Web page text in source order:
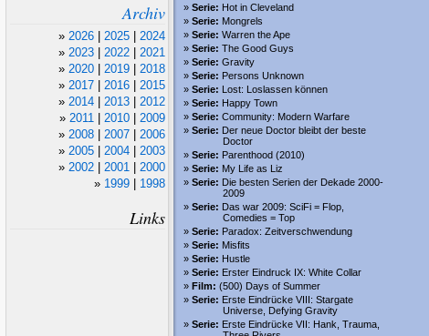
Serie: Hot in Cleveland
Serie: Mongrels
Serie: Warren the Ape
Serie: The Good Guys
Serie: Gravity
Serie: Persons Unknown
Serie: Lost: Loslassen können
Serie: Happy Town
Serie: Community: Modern Warfare
Serie: Der neue Doctor bleibt der beste
Doctor
Serie: Parenthood (2010)
Serie: My Life as Liz
Serie: Die besten Serien der Dekade 2000-
2009
Serie: Das war 2009: SciFi = Flop,
Comedies = Top
Serie: Paradox: Zeitverschwendung
Serie: Misfits
Serie: Hustle
Serie: Erster Eindruck IX: White Collar
Film: (500) Days of Summer
Serie: Erste Eindrücke VIII: Stargate
Universe, Defying Gravity
Serie: Erste Eindrücke VII: Hank, Trauma,
Archiv
2026 | 2025 | 2024
2023 | 2022 | 2021
2020 | 2019 | 2018
2017 | 2016 | 2015
2014 | 2013 | 2012
2011 | 2010 | 2009
2008 | 2007 | 2006
2005 | 2004 | 2003
2002 | 2001 | 2000
1999 | 1998
Links